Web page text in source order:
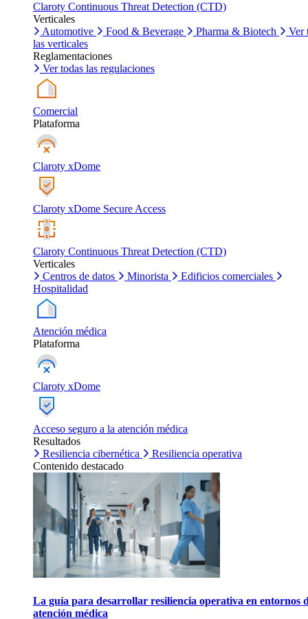
Claroty Continuous Threat Detection (CTD)
Verticales
Automotive
Food & Beverage Pharma & Biotech
Ver
las verticales
Reglamentaciones
Ver todas las regulaciones
Comercial
Plataforma
Claroty xDome
Claroty xDome Secure Access
Claroty Continuous Threat Detection (CTD)
Verticales
Centros de datos
Minorista
Edificios comerciales
Hospitalidad
Atención médica
Plataforma
Claroty xDome
Acceso seguro a la atención médica
Resultados
Resiliencia cibernética
Resiliencia operativa
Contenido destacado
La guía para desarrollar resiliencia operativa en entornos
atención médica